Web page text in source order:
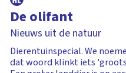
De olifant
Nieuws uit de natuur
Dierentuinspecial. We
dat woord klinkt iets